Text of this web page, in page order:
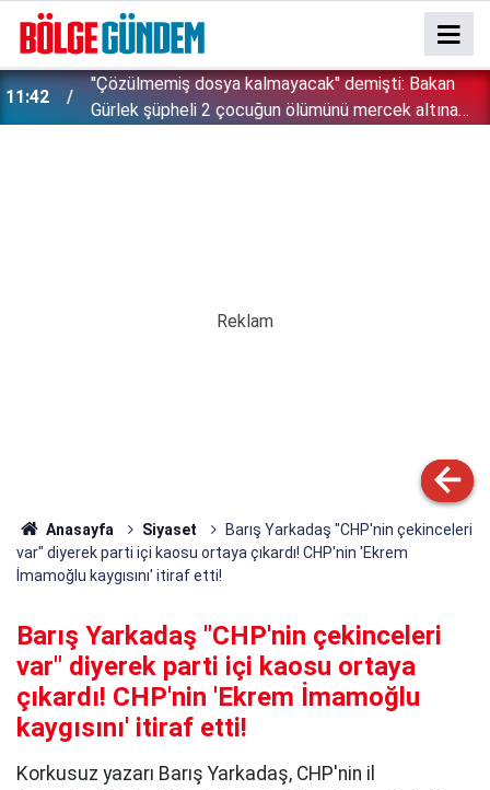
11:42
''Çözülmemiş dosya kalmayacak'' demişti: Bakan
Gürlek şüpheli 2 çocuğun ölümünü mercek altına
Anasayfa Siyaset
Barış Yarkadaş "CHP'nin çekinceleri
var" diyerek parti içi kaosu ortaya çıkardı! CHP'nin 'Ekrem
İmamoğlu kaygısını' itiraf etti!
Barış Yarkadaş "CHP'nin çekinceleri
var" diyerek parti içi kaosu ortaya
çıkardı! CHP'nin 'Ekrem İmamoğlu
kaygısını' itiraf etti!
Korkusuz yazarı Barış Yarkadaş, CHP'nin il